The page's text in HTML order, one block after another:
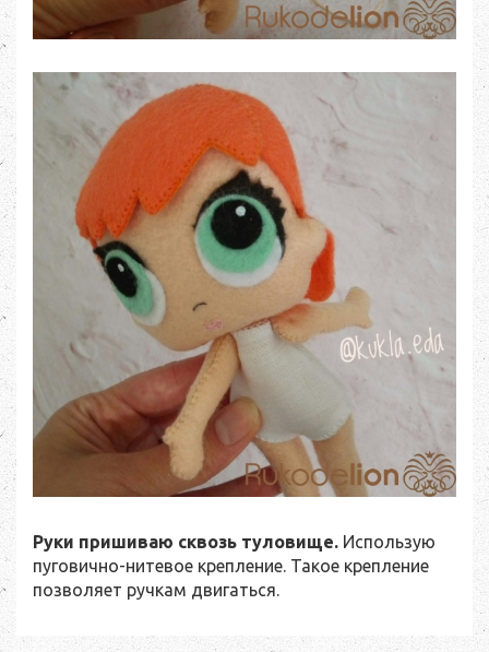
Руки пришиваю сквозь туловище. Использую
пуговично-нитевое крепление. Такое крепление
позволяет ручкам двигаться.